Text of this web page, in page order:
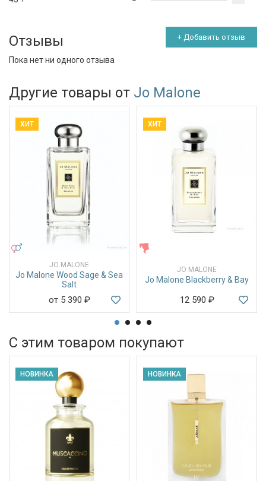
Отзывы + Добавить отзыв
Пока нет ни одного отзыва
Другие товары от Jo Malone
ХИТ
JO MALONE
Jo Malone Wood Sage & Sea
Salt
от 5 390 ₽
ХИТ
JO MALONE
Jo Malone Blackberry & Bay
12 590 ₽
С этим товаром покупают
НОВИНКА НОВИНКА